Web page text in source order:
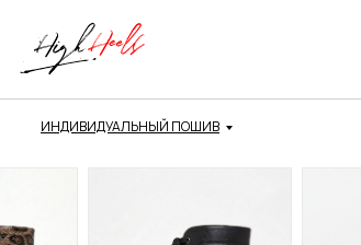
ИНДИВИДУАЛЬНЫЙ ПОШИВ